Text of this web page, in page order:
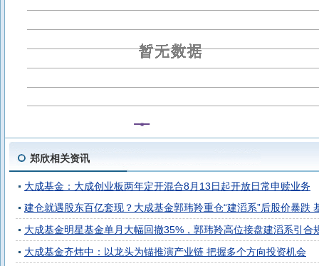
郑欣相关资讯
大成基金：大成创业板两年定开混合8月13日起开放日常申赎业务
建仓就遇股东百亿套现？大成基金郭玮羚重仓“建滔系”后股价暴跌
大成基金明星基金单月大幅回撤35%，郭玮羚高位接盘建滔系引合
大成基金齐炜中：以龙头为锚推演产业链 把握多个方向投资机会